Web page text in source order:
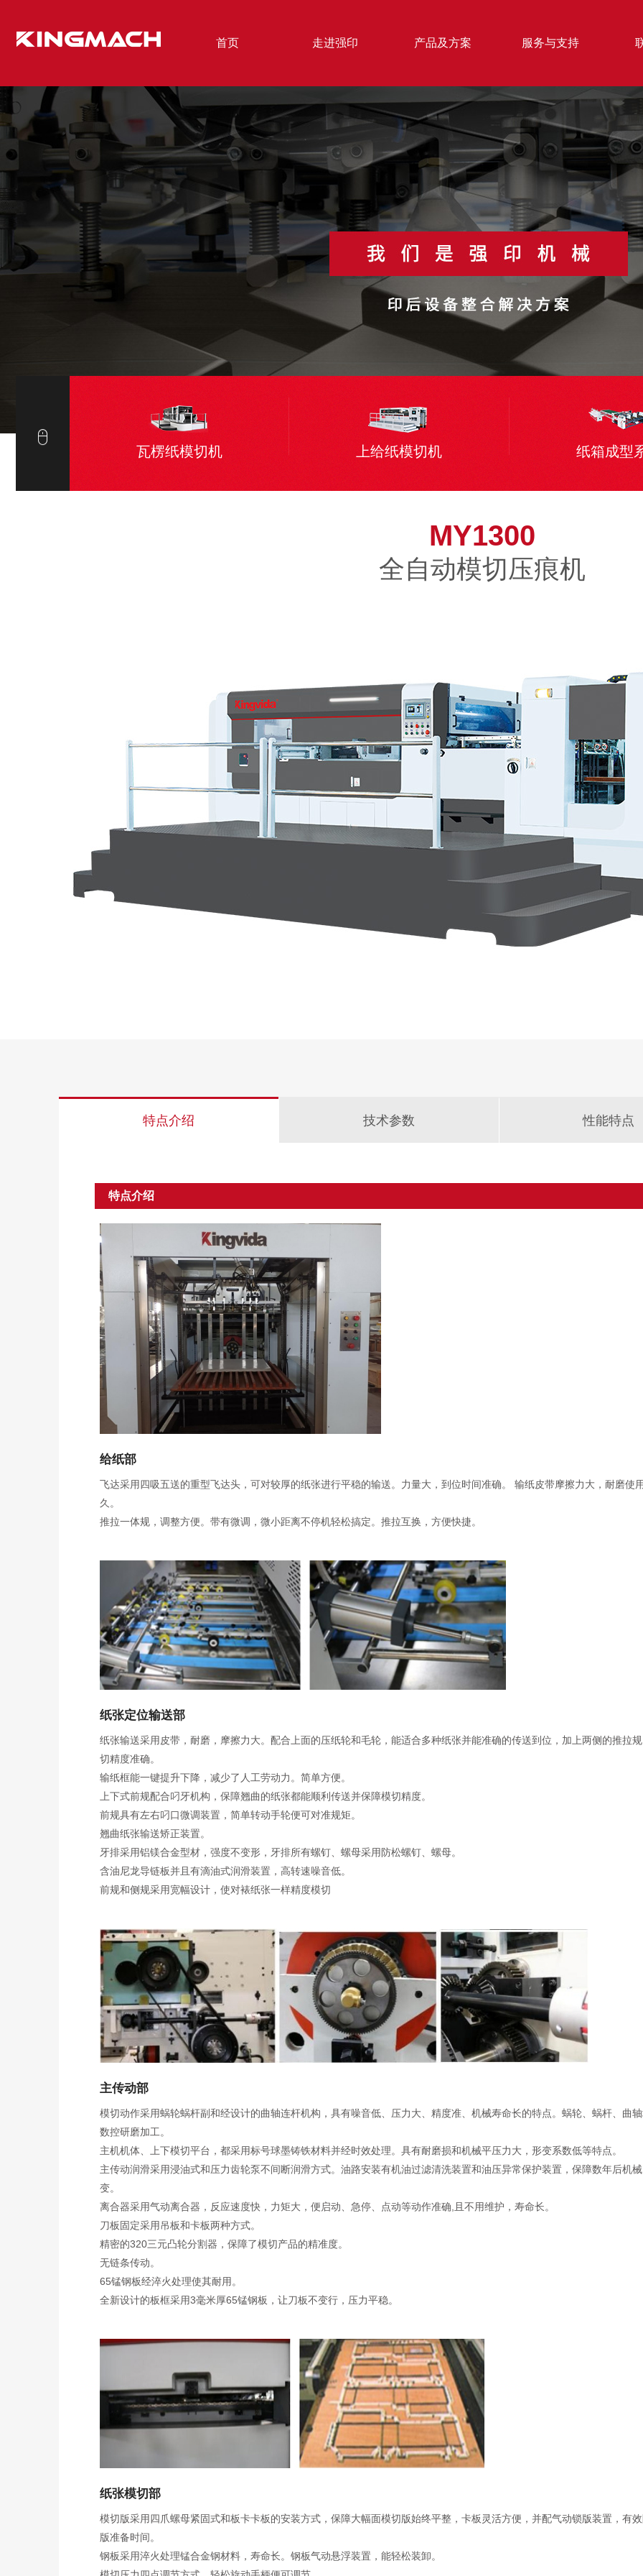
首页 走进强印 产品及方案
瓦楞纸模切机
- C165 全自动清废模切机
- C150 全自动清废模切机
- C150B 全自动清废模切机
- C130 全自动清废模切机
- C150E 全自动模切压痕机
- C130E 前缘全自动模切机
- KTJ-1100H 全自动烫金模切机
- KS1650/2800 半自动上纸机
-MYQ1300 全自动清废模切机
-MY1300 全自动模切压痕机
-MYQ1060 全自动清废模切机
纸箱成型系列
- JAB系列 A型双片糊箱机
- JAB系列 双片糊箱机
- JWG 勾底糊箱机
- JWG-E 勾底糊箱机
- JWY 单边压合式糊箱机
- JWY 双边压合式糊箱机
- JWY-S 双边双控压合式糊箱
- JWY-C 预折压合式糊箱机
服务与支持
瓦楞纸模切机 上给纸模切机 纸箱成型
MY1300
全自动模切压痕机
特点介绍 技术参数 性能特点
特点介绍
给纸部
飞达采用四吸五送的重型飞达头，可对较厚的纸张进行平稳的输送。力量大，到位时间准确。 输纸皮带摩擦力大，耐磨使
久。
推拉一体规，调整方便。带有微调，微小距离不停机轻松搞定。推拉互换，方便快捷。
纸张定位输送部
纸张输送采用皮带，耐磨，摩擦力大。配合上面的压纸轮和毛轮，能适合多种纸张并能准确的传送到位，加上两侧的推拉
切精度准确。
输纸框能一键提升下降，减少了人工劳动力。简单方便。
上下式前规配合叼牙机构，保障翘曲的纸张都能顺利传送并保障模切精度。
前规具有左右叼口微调装置，简单转动手轮便可对准规矩。
翘曲纸张输送矫正装置。
牙排采用铝镁合金型材，强度不变形，牙排所有螺钉、螺母采用防松螺钉、螺母。
含油尼龙导链板并且有滴油式润滑装置，高转速噪音低。
前规和侧规采用宽幅设计，使对裱纸张一样精度模切
主传动部
模切动作采用蜗轮蜗杆副和经设计的曲轴连杆机构，具有噪音低、压力大、精度准、机械寿命长的特点。蜗轮、蜗杆、曲
数控研磨加工。
主机机体、上下模切平台，都采用标号球墨铸铁材料并经时效处理。具有耐磨损和机械平压力大，形变系数低等特点。
主传动润滑采用浸油式和压力齿轮泵不间断润滑方式。油路安装有机油过滤清洗装置和油压异常保护装置，保障数年后机
变。
离合器采用气动离合器，反应速度快，力矩大，便启动、急停、点动等动作准确,且不用维护，寿命长。
刀板固定采用吊板和卡板两种方式。
精密的320三元凸轮分割器，保障了模切产品的精准度。
无链条传动。
65锰钢板经淬火处理使其耐用。
全新设计的板框采用3毫米厚65锰钢板，让刀板不变行，压力平稳。
纸张模切部
模切版采用四爪螺母紧固式和板卡卡板的安装方式，保障大幅面模切版始终平整，卡板灵活方便，并配气动锁版装置，有
版准备时间。
钢板采用淬火处理锰合金钢材料，寿命长。钢板气动悬浮装置，能轻松装卸。